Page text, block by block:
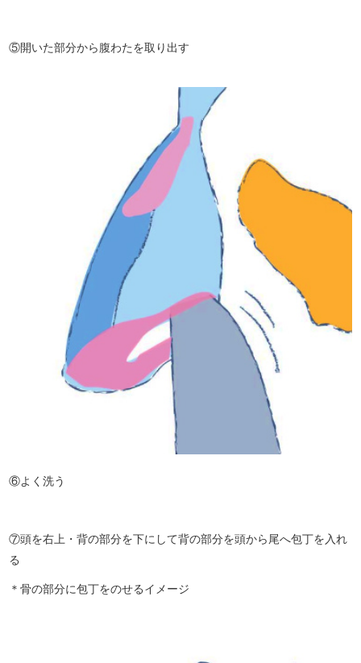
⑤開いた部分から腹わたを取り出す
⑥よく洗う
⑦頭を右上・背の部分を下にして背の部分を頭から尾へ包丁を入れ
る
＊骨の部分に包丁をのせるイメージ